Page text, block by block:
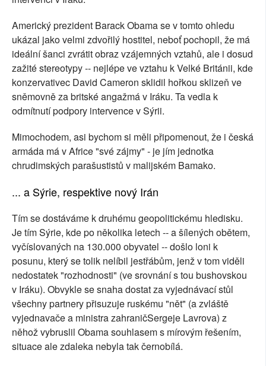
Americký prezident Barack Obama se v tomto ohledu
ukázal jako velmi zdvořilý hostitel, neboť pochopil, že má
ideální šanci zvrátit obraz vzájemných vztahů, ale i dosud
zažité stereotypy -- nejlépe ve vztahu k Velké Británii, kde
konzervativec David Cameron sklidil hořkou sklizeň ve
sněmovně za britské angažmá v Iráku. Ta vedla k
odmítnutí podpory intervence v Sýrii.
Mimochodem, asi bychom si měli připomenout, že i česká
armáda má v Africe "své zájmy" - je jím jednotka
chrudimských parašustistů v malijském Bamako.
... a Sýrie, respektive nový Irán
Tím se dostáváme k druhému geopolitickému hledisku.
Je tím Sýrie, kde po několika letech -- a šílených obětem,
vyčíslovaných na 130.000 obyvatel -- došlo loni k
posunu, který se tolik nelíbil jestřábům, jenž v tom viděli
nedostatek "rozhodnosti" (ve srovnání s tou bushovskou
v Iráku). Obvykle se snaha dostat za vyjednávací stůl
všechny partnery přisuzuje ruskému "nět" (a zvláště
vyjednavače a ministra zahraničSergeje Lavrova) z
něhož vybruslil Obama souhlasem s mírovým řešením,
situace ale zdaleka nebyla tak černobílá.